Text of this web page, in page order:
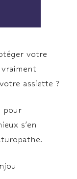
votre
assiette ?
pour
s’en